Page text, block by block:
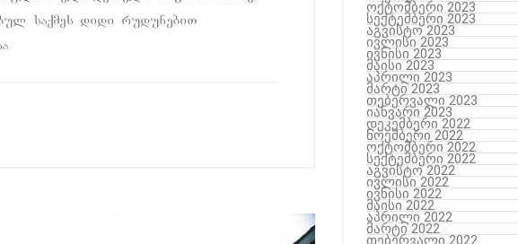
saqmes didi rudunebiT
ოქტომბერი 2023
სექტემბერი 2023
აგვისტო 2023
ივლისი 2023
ივნისი 2023
მაისი 2023
აპრილი 2023
მარტი 2023
თებერვალი 2023
იანვარი 2023
დეკემბერი 2022
ნოემბერი 2022
ოქტომბერი 2022
სექტემბერი 2022
აგვისტო 2022
ივლისი 2022
ივნისი 2022
მაისი 2022
აპრილი 2022
მარტი 2022
თებერვალი 2022